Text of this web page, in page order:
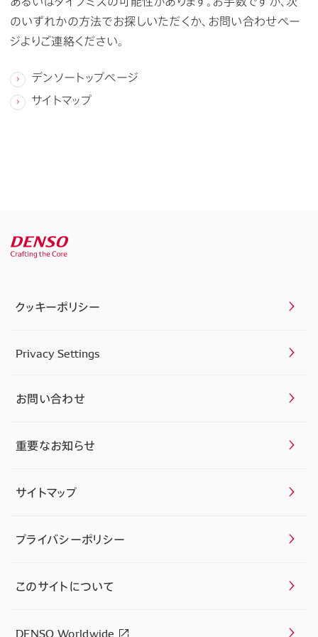
のいずれかの方法でお探しいただくか、お問い合わせペー
ジよりご連絡ください。
デンソートップページ
サイトマップ
クッキーポリシー
Privacy Settings
お問い合わせ
重要なお知らせ
サイトマップ
プライバシーポリシー
このサイトについて
DENSO Worldwide